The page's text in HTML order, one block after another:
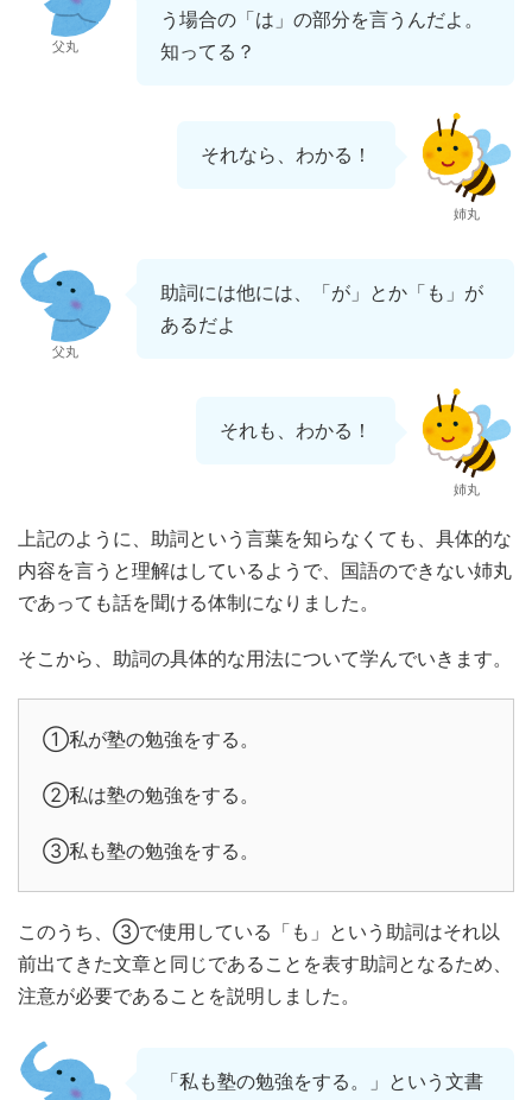
父丸
う場合の「は」の部分を言うんだよ。
知ってる？
それなら、わかる！
姉丸
父丸
助詞には他には、「が」とか「も」が
あるだよ
それも、わかる！
姉丸
上記のように、助詞という言葉を知らなくても、具体的な
内容を言うと理解はしているようで、国語のできない姉丸
であっても話を聞ける体制になりました。
そこから、助詞の具体的な用法について学んでいきます。
①私が塾の勉強をする。
②私は塾の勉強をする。
③私も塾の勉強をする。
このうち、③で使用している「も」という助詞はそれ以
前出てきた文章と同じであることを表す助詞となるため、
注意が必要であることを説明しました。
「私も塾の勉強をする。」という文書